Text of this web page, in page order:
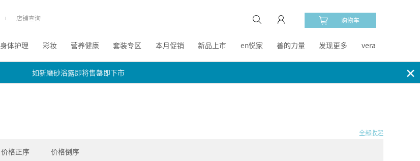
店铺查询 购物车
身体护理 彩妆 营养健康 套装专区 本月促销 新品上市 en悦家 善的力量 发现更多 vera
✕
如新磨砂浴露即将售罄即下市
全部收起
价格正序 价格倒序